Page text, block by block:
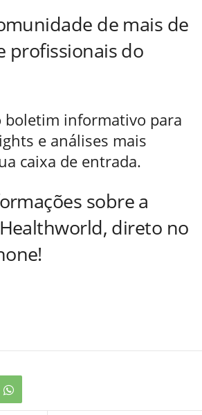
de mais de
profissionais do
boletim informativo para
e análises mais
caixa de entrada.
sobre a
direto no